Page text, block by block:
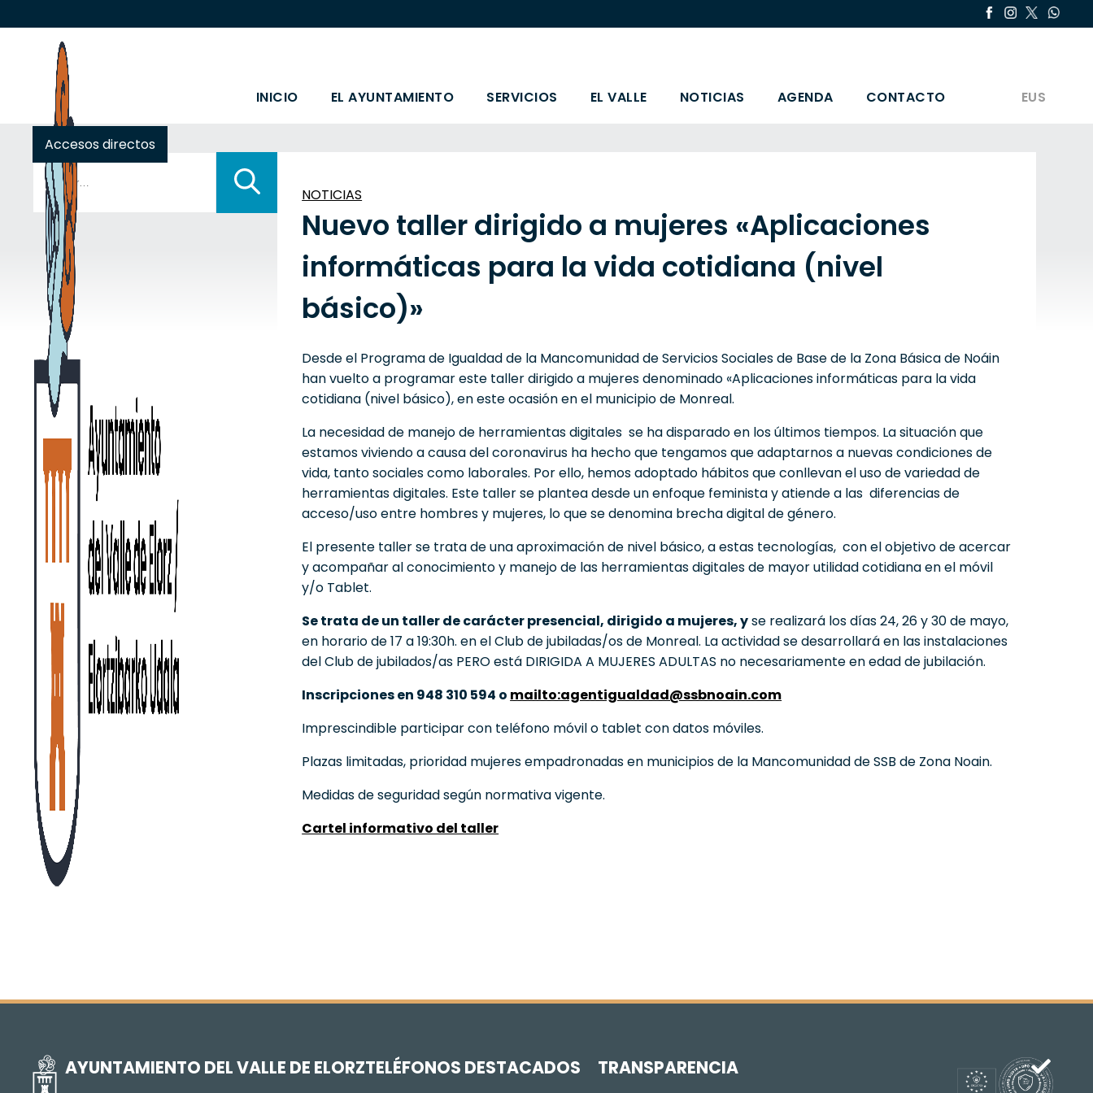
INICIO EL AYUNTAMIENTO SERVICIOS EL VALLE NOTICIAS AGENDA CONTACTO EUS
Accesos directos
Buscar:
NOTICIAS
Nuevo taller dirigido a mujeres «Aplicaciones
informáticas para la vida cotidiana (nivel
básico)»
Desde el Programa de Igualdad de la Mancomunidad de Servicios Sociales de Base de la Zona Básica de Noáin
han vuelto a programar este taller dirigido a mujeres denominado «Aplicaciones informáticas para la vida
cotidiana (nivel básico), en este ocasión en el municipio de Monreal.
La necesidad de manejo de herramientas digitales se ha disparado en los últimos tiempos. La situación que
estamos viviendo a causa del coronavirus ha hecho que tengamos que adaptarnos a nuevas condiciones de
vida, tanto sociales como laborales. Por ello, hemos adoptado hábitos que conllevan el uso de variedad de
herramientas digitales. Este taller se plantea desde un enfoque feminista y atiende a las diferencias de
acceso/uso entre hombres y mujeres, lo que se denomina brecha digital de género.
El presente taller se trata de una aproximación de nivel básico, a estas tecnologías, con el objetivo de acercar
y acompañar al conocimiento y manejo de las herramientas digitales de mayor utilidad cotidiana en el móvil
y/o Tablet.
Se trata de un taller de carácter presencial, dirigido a mujeres, yse realizará los días 24, 26 y 30 de mayo,
en horario de 17 a 19:30h. en el Club de jubiladas/os de Monreal. La actividad se desarrollará en las instalaciones
del Club de jubilados/as PERO está DIRIGIDA A MUJERES ADULTAS no necesariamente en edad de jubilación.
Inscripciones en 948 310 594 o mailto:agentigualdad@ssbnoain.com
Imprescindible participar con teléfono móvil o tablet con datos móviles.
Plazas limitadas, prioridad mujeres empadronadas en municipios de la Mancomunidad de SSB de Zona Noain.
Medidas de seguridad según normativa vigente.
Cartel informativo del taller
AYUNTAMIENTO DEL VALLE DE ELORZTELÉFONOS DESTACADOS TRANSPARENCIA